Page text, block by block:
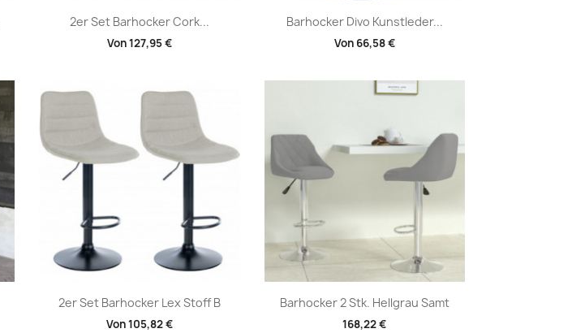
2er Set Barhocker Cork...
Von127,95 €
Vorschau Barhocker Divo Kunstleder...
Von 66,58 €
Vorschau
2er Set Barhocker Lex Stoff B
Von105,82 €
Vorschau Barhocker 2 Stk. Hellgrau Samt
168,22 €
Vorschau